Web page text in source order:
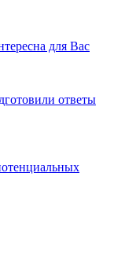
для Вас
ответы